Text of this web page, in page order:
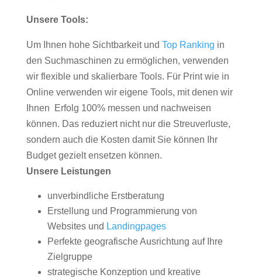
Unsere Tools:
Um Ihnen hohe Sichtbarkeit und Top Ranking in
den Suchmaschinen zu ermöglichen, verwenden
wir flexible und skalierbare Tools. Für Print wie in
Online verwenden wir eigene Tools, mit denen wir
Ihnen Erfolg 100% messen und nachweisen
können. Das reduziert nicht nur die Streuverluste,
sondern auch die Kosten damit Sie können Ihr
Budget gezielt ensetzen können.
Unsere Leistungen
unverbindliche Erstberatung
Erstellung und Programmierung von
Websites und Landingpages
Perfekte geografische Ausrichtung auf Ihre
Zielgruppe
strategische Konzeption und kreative